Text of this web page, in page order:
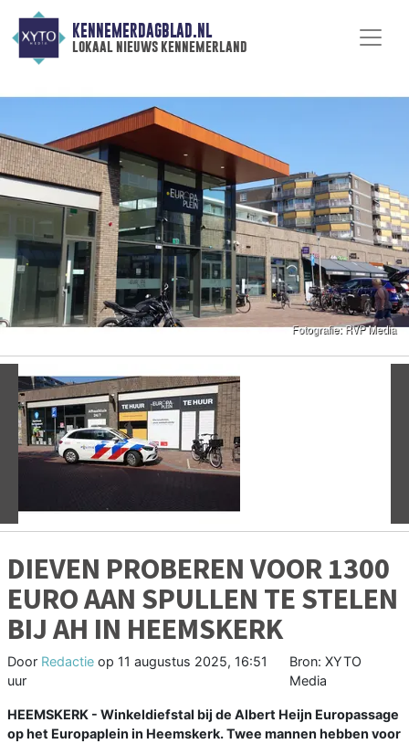
KENNEMERDAGBLAD.NL
lokaal nieuws kennemerland
Vorige
DIEVEN PROBEREN VOOR 1300
EURO AAN SPULLEN TE STELEN
BIJ AH IN HEEMSKERK
Door Redactie op 11 augustus 2025, 16:51
uur
Bron: XYTO
Media
HEEMSKERK - Winkeldiefstal bij de Albert Heijn Europassage
op het Europaplein in Heemskerk. Twee mannen hebben voor